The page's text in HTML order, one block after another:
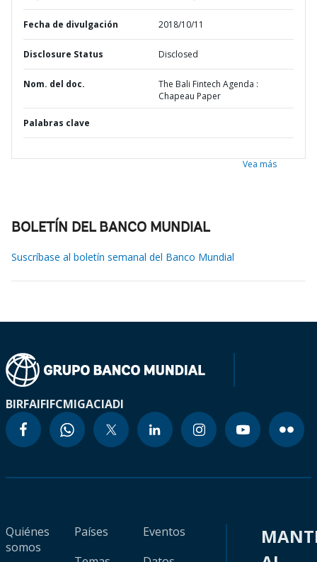
Fecha de divulgación 2018/10/11
Disclosure Status Disclosed
Nom. del doc.
The Bali Fintech Agenda :
Chapeau Paper
Palabras clave
Vea más
BOLETÍN DEL BANCO MUNDIAL
Suscríbase al boletín semanal del Banco Mundial
BIRFAIFIFCMIGACIADI
Quiénes
somos
Países
Eventos